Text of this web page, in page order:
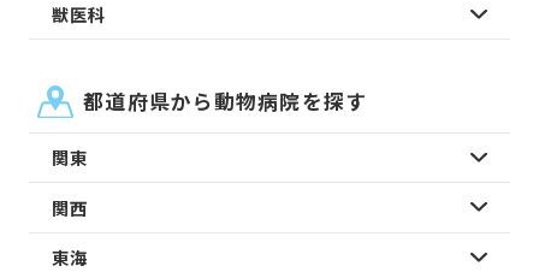
獣医科
都道府県から動物病院を探す
関東
関西
東海